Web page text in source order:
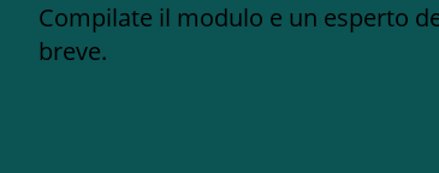
Compilate il modulo e un esperto
breve.